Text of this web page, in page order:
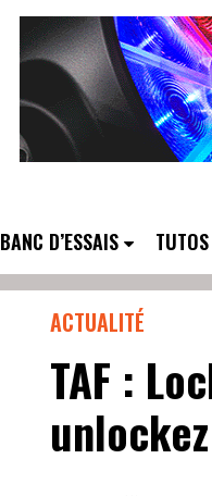
BANC D’ESSAIS TUTOS
ACTUALITÉ
TAF :